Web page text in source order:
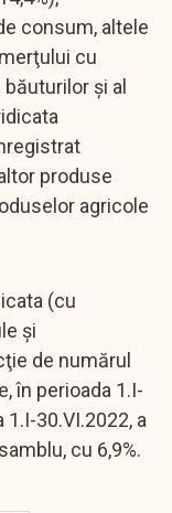
consum, altele
cu
şi al
produse
agricole
(cu
şi
de numărul
în perioada 1.I-
30.VI.2022, a
cu 6,9%.